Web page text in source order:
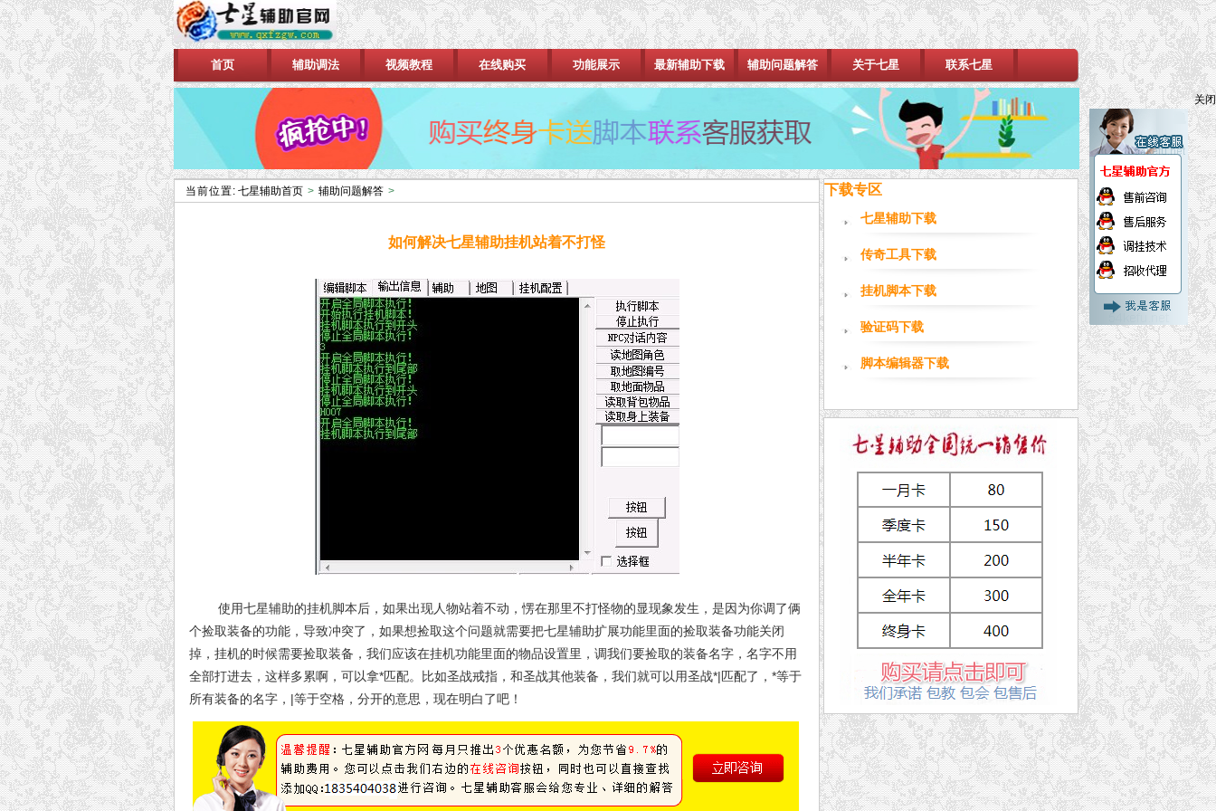
首页 辅助调法 视频教程 在线购买 功能展示 最新辅助下载 辅助问题解答 关于七星 联系七星
当前位置: 七星辅助首页 > 辅助问题解答 >
如何解决七星辅助挂机站着不打怪
使用七星辅助的挂机脚本后，如果出现人物站着不动，愣在那里不打怪物的显现象发生，是因为你调了俩
个捡取装备的功能，导致冲突了，如果想捡取这个问题就需要把七星辅助扩展功能里面的捡取装备功能关闭
掉，挂机的时候需要捡取装备，我们应该在挂机功能里面的物品设置里，调我们要捡取的装备名字，名字不用
全部打进去，这样多累啊，可以拿*匹配。比如圣战戒指，和圣战其他装备，我们就可以用圣战*|匹配了，*等于
所有装备的名字，|等于空格，分开的意思，现在明白了吧！
下载专区
七星辅助下载
传奇工具下载
挂机脚本下载
验证码下载
脚本编辑器下载
关闭